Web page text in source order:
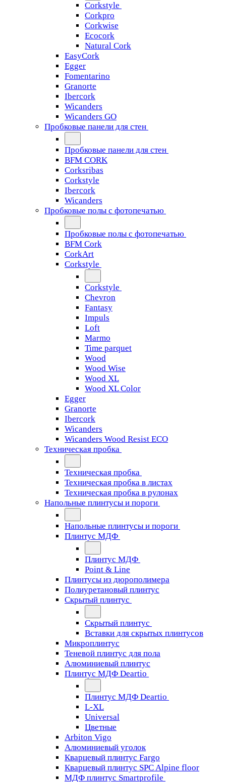
Corkstyle
Corkpro
Corkwise
Ecocork
Natural Cork
EasyCork
Egger
Fomentarino
Granorte
Ibercork
Wicanders
Wicanders GO
Пробковые панели для стен
Пробковые панели для стен
BFM CORK
Corksribas
Corkstyle
Ibercork
Wicanders
Пробковые полы с фотопечатью
Пробковые полы с фотопечатью
BFM Cork
CorkArt
Corkstyle
Corkstyle
Chevron
Fantasy
Impuls
Loft
Marmo
Time parquet
Wood
Wood Wise
Wood XL
Wood XL Color
Egger
Granorte
Ibercork
Wicanders
Wicanders Wood Resist ECO
Техническая пробка
Техническая пробка
Техническая пробка в листах
Техническая пробка в рулонах
Напольные плинтусы и пороги
Напольные плинтусы и пороги
Плинтус МДФ
Плинтус МДФ
Point & Line
Плинтусы из дюрополимера
Полиуретановый плинтус
Скрытый плинтус
Скрытый плинтус
Вставки для скрытых плинтусов
Микроплинтус
Теневой плинтус для пола
Алюминиевый плинтус
Плинтус МДФ Deartio
Плинтус МДФ Deartio
L-XL
Universal
Цветные
Arbiton Vigo
Алюминиевый уголок
Кварцевый плинтус Fargo
Кварцевый плинтус SPC Alpine floor
МДФ плинтус Smartprofile